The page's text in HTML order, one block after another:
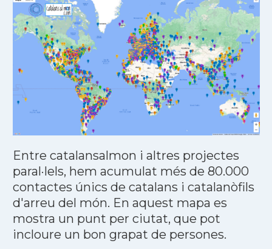
Entre catalansalmon i altres projectes
paral·lels, hem acumulat més de 80.000
contactes únics de catalans i catalanòfils
d'arreu del món. En aquest mapa es
mostra un punt per ciutat, que pot
incloure un bon grapat de persones.